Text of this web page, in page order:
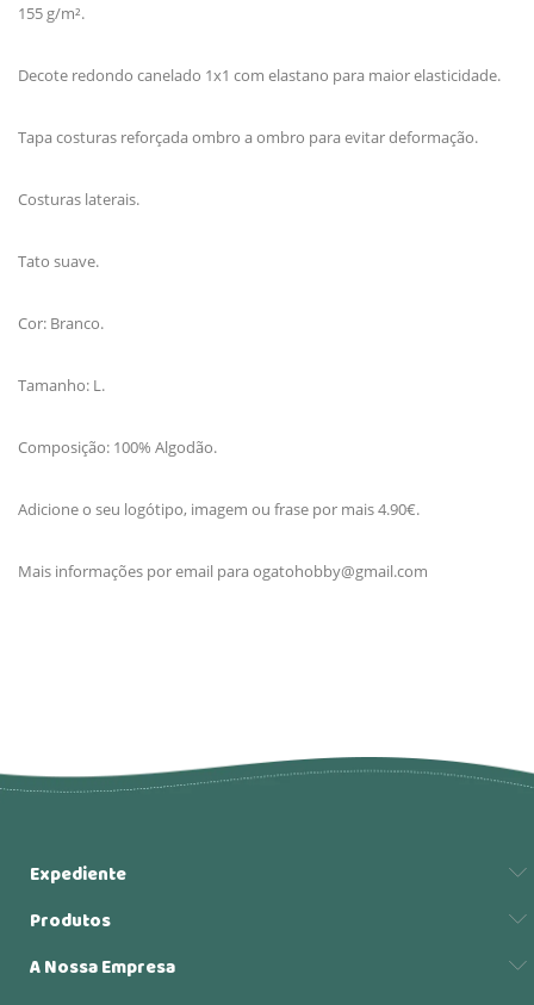
155 g/m².
Decote redondo canelado 1x1 com elastano para maior elasticidade.
Tapa costuras reforçada ombro a ombro para evitar deformação.
Costuras laterais.
Tato suave.
Cor: Branco.
Tamanho: L.
Composição: 100% Algodão.
Adicione o seu logótipo, imagem ou frase por mais 4.90€.
Mais informações por email para ogatohobby@gmail.com
Expediente
Produtos
A Nossa Empresa